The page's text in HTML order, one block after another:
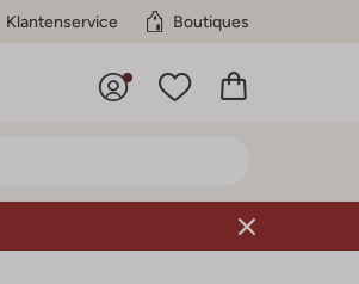
Klantenservice Boutiques